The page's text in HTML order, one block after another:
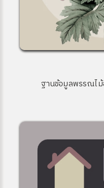
ฐานข้อมูลพรรณไ